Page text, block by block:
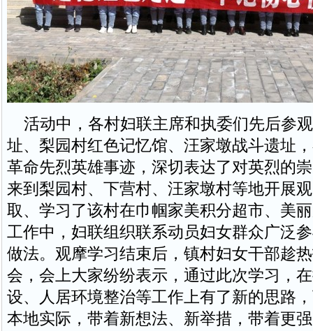
活动中，各村妇联主席和执委们先后参
址、梨园村红色记忆馆、汪家墩战斗遗址
革命先烈英雄事迹，深切表达了对英烈的
来到梨园村、下营村、汪家墩村等地开展
取、学习了该村在巾帼家美积分超市、美
工作中，妇联组织联系动员妇女群众广泛
做法。观摩学习结束后，镇村妇女干部趁
会，会上大家纷纷表示，通过此次学习，
设、人居环境整治等工作上有了新的思路
本地实际，带着新想法、新举措，带着更